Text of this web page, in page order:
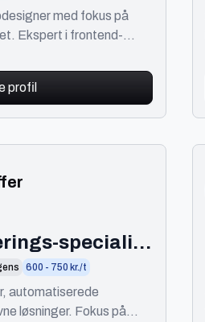
med fokus på
Ekspert i frontend-
profil
specialist
600 - 750 kr./t
automatiserede
løsninger. Fokus på